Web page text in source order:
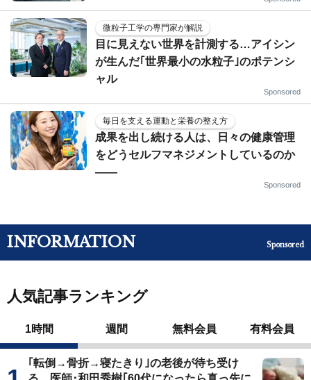
微粒子工学の専門家が解説
目に見えない世界を計測する…アイシン
が生んだ｢世界最小の水粒子｣のポテンシ
ャル
Sponsored
毎日を支える運動と栄養の整え方
成果を出し続ける人は、日々の健康管理
をどうセルフマネジメントしているのか
——
Sponsored
INFORMATION Sponsored
人気記事ランキング
1時間 週間 無料会員 有料会員
｢転倒→骨折→寝たきり｣の老後が待ち受け